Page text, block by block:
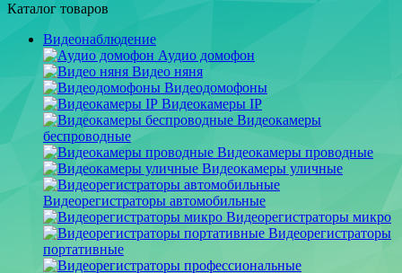
Каталог товаров
Видеонаблюдение
Аудио домофон
Видео няня
Видеодомофоны
Видеокамеры IP
Видеокамеры
беспроводные
Видеокамеры проводные
Видеокамеры уличные
Видеорегистраторы автомобильные
Видеорегистраторы микро
Видеорегистраторы
портативные